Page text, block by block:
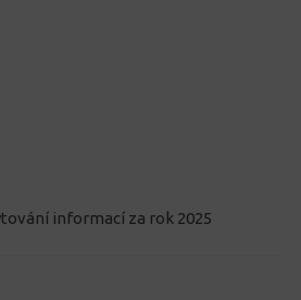
informací za rok 2025